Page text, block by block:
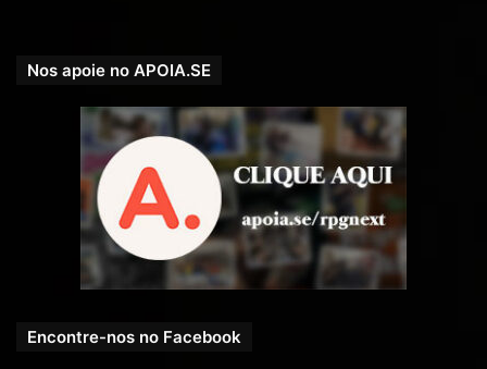
Nos apoie no APOIA.SE
Encontre-nos no Facebook